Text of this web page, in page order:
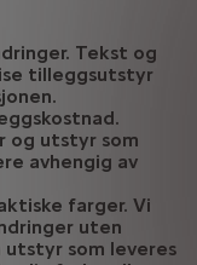
Tekst og
tilleggsutstyr
og utstyr som
avhengig av
farger. Vi
uten
utstyr som leveres